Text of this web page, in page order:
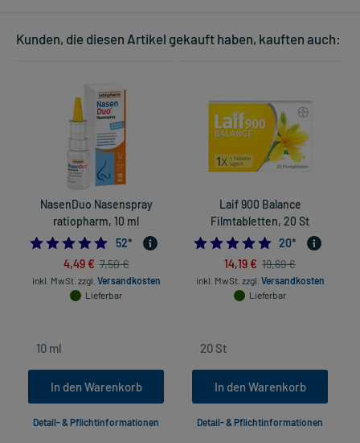
Kunden, die diesen Artikel gekauft haben, kauften auch:
NasenDuo Nasenspray
ratiopharm, 10 ml
4.788461538461538
52*
4,49 € 7,50 €
inkl. MwSt. zzgl. Versandkosten
Lieferbar
In den Warenkorb
Detail- & Pflichtinformationen
Laif 900 Balance
Filmtabletten, 20 St
5.0
20*
14,19 € 19,69 €
inkl. MwSt. zzgl. Versandkosten
Lieferbar
In den Warenkorb
Detail- & Pflichtinformationen